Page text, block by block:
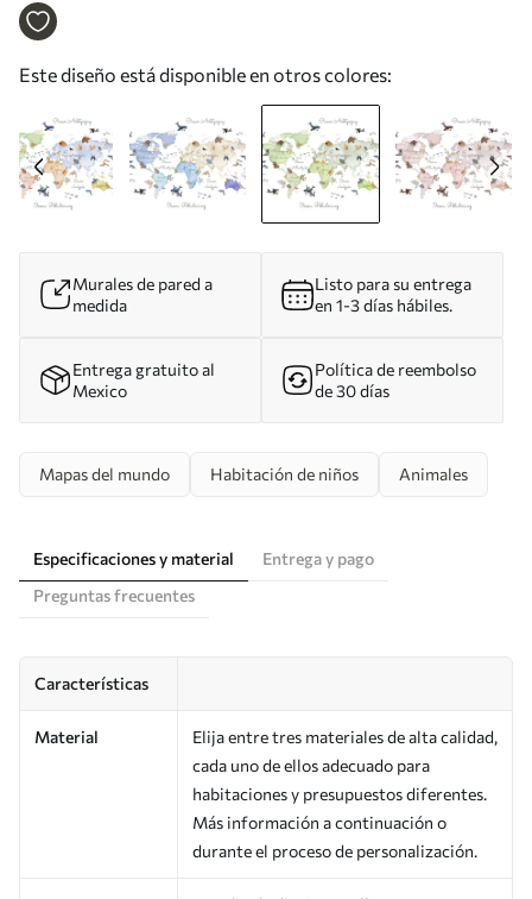
el que aparecen animales. Rótulos en polaco Nr.
Este diseño está disponible en otros colores:
Murales de pared a
medida
Listo para su entrega
en 1-3 días hábiles.
Entrega gratuito al
Mexico
Política de reembolso
de 30 días
Mapas del mundo Habitación de niños Animales
Especificaciones y material
Entrega y pago
Preguntas frecuentes
Características
Material
Elija entre tres materiales de alta calidad,
cada uno de ellos adecuado para
habitaciones y presupuestos diferentes.
Más información a continuación o
durante el proceso de personalización.